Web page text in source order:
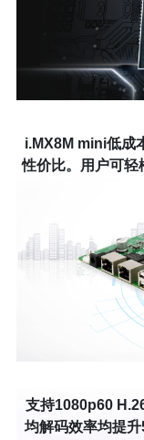
i.MX8M mini低成
性价比。用户可轻
支持1080p60
均解码效率均提